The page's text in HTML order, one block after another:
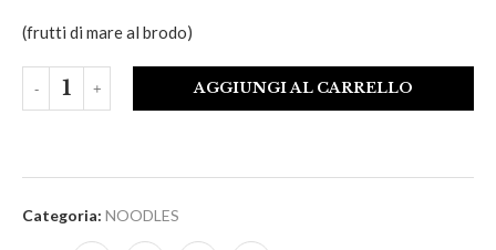
(frutti di mare al brodo)
AGGIUNGI AL CARRELLO
Categoria: NOODLES